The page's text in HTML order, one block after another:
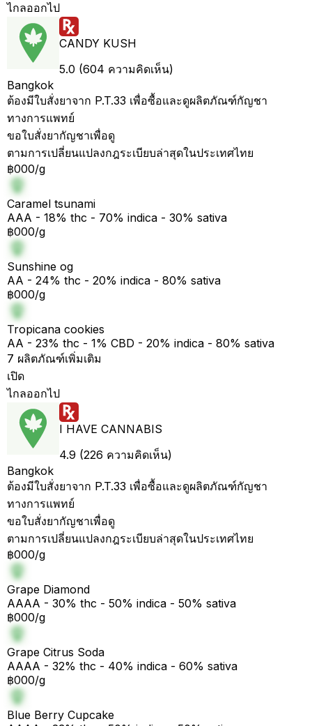
ไกลออกไป
CANDY KUSH
5.0 (604 ความคิดเห็น)
Bangkok
ต้องมีใบสั่งยาจาก P.T.33 เพื่อซื้อและดูผลิตภัณฑ์กัญชา
ทางการแพทย์
ขอใบสั่งยากัญชาเพื่อดู
ตามการเปลี่ยนแปลงกฎระเบียบล่าสุดในประเทศไทย
฿000/g
Caramel tsunami
AAA - 18% thc - 70% indica - 30% sativa
฿000/g
Sunshine og
AA - 24% thc - 20% indica - 80% sativa
฿000/g
Tropicana cookies
AA - 23% thc - 1% CBD - 20% indica - 80% sativa
7 ผลิตภัณฑ์เพิ่มเติม
เปิด
ไกลออกไป
I HAVE CANNABIS
4.9 (226 ความคิดเห็น)
Bangkok
ต้องมีใบสั่งยาจาก P.T.33 เพื่อซื้อและดูผลิตภัณฑ์กัญชา
ทางการแพทย์
ขอใบสั่งยากัญชาเพื่อดู
ตามการเปลี่ยนแปลงกฎระเบียบล่าสุดในประเทศไทย
฿000/g
Grape Diamond
AAAA - 30% thc - 50% indica - 50% sativa
฿000/g
Grape Citrus Soda
AAAA - 32% thc - 40% indica - 60% sativa
฿000/g
Blue Berry Cupcake